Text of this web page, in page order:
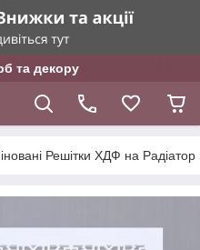
та декору
Решітки ХДФ на